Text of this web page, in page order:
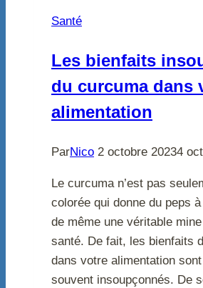
Santé
Les bienfaits
du curcuma dans
alimentation
ParNico 2 octobre 20234
Le curcuma n’est pas
colorée qui donne du peps
de même une véritable
santé. De fait, les bienfaits
dans votre alimentation
souvent insoupçonnés. De